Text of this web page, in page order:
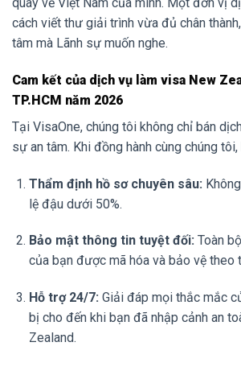
cách viết thư giải trình vừa đủ chân
tâm mà Lãnh sự muốn nghe.
Cam kết của dịch vụ làm visa New
TP.HCM năm 2026
Tại VisaOne, chúng tôi không chỉ bán
sự an tâm. Khi đồng hành cùng chúng
Thẩm định hồ sơ chuyên sâu:
lệ đậu dưới 50%.
Bảo mật thông tin tuyệt đối: Toàn
của bạn được mã hóa và bảo vệ theo
Hỗ trợ 24/7: Giải đáp mọi thắc mắc
bị cho đến khi bạn đã nhập cảnh an
Zealand.